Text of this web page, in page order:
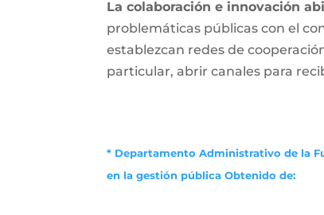
La colaboración e innovación
problemáticas públicas con el
establezcan redes de
particular, abrir canales para
* Departamento Administrativo de la
en la gestión públicaObtenido de: